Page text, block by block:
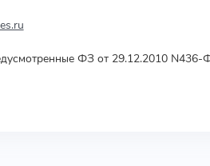
ФЗ от 29.12.2010